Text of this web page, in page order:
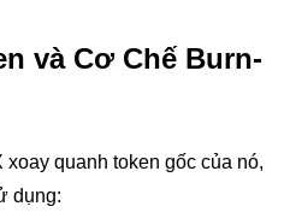
và Cơ Chế Burn-
xoay quanh token gốc của nó,
dụng: